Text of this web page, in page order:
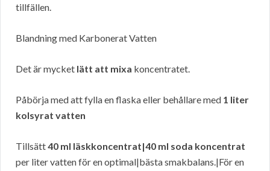
tillfällen.
Blandning med Karbonerat Vatten
Det är mycket lätt att mixa koncentratet.
Påbörja med att fylla en flaska eller behållare med 1 liter
kolsyrat vatten
Tillsätt40 ml läskkoncentrat|40 ml soda koncentrat
per liter vatten för en optimal|bästa smakbalans.|För en